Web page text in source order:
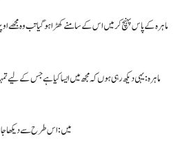
ماہرہ کے پاس پہنچ کر میں اس کے سامنے کھڑا ہوگیا تب وہ مجھے
ماہرہ: یہی دیکھ رہی ہوں کہ مجھ میں ایسا کیا ہے جس کے لیے
میں: اس طرح سے دیکھا